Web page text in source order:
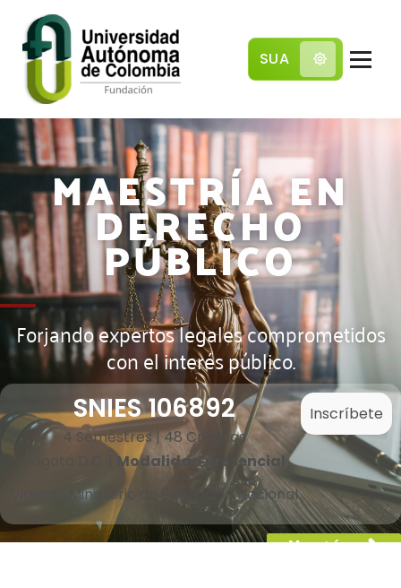
SUA
MAESTRÍA EN
DERECHO
PÚBLICO
Forjando expertos legales comprometidos
con el interés público.
SNIES 106892
4 Semestres | 48 Créditos
Bogotá D.C. | Modalidad presencial
Vigilado Ministerio de Educación Nacional
Inscríbete
Maestrías